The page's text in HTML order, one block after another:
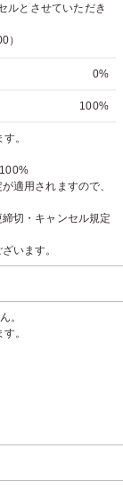
ルとさせていただき
）
0%
100%
。
適用されますので、
切・キャンセル規定
います。
。
。